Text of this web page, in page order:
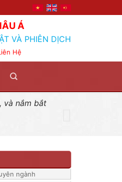
Á
VÀ PHIÊN DỊCH
Hệ
và nắm bắt
ngành